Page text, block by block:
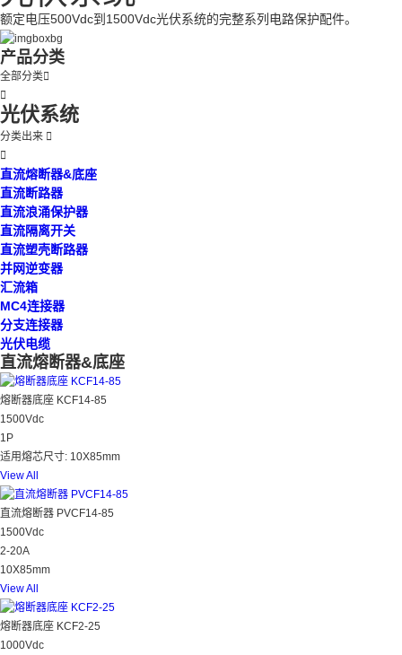
额定电压500Vdc到1500Vdc光伏系统的完整系列电路保护配件。
产品分类
全部分类

光伏系统
分类出来 

直流熔断器&底座
直流断路器
直流浪涌保护器
直流隔离开关
直流塑壳断路器
并网逆变器
汇流箱
MC4连接器
分支连接器
光伏电缆
直流熔断器&底座
熔断器底座 KCF14-85
1500Vdc
1P
适用熔芯尺寸: 10X85mm
View All
直流熔断器 PVCF14-85
1500Vdc
2-20A
10X85mm
View All
熔断器底座 KCF2-25
1000Vdc